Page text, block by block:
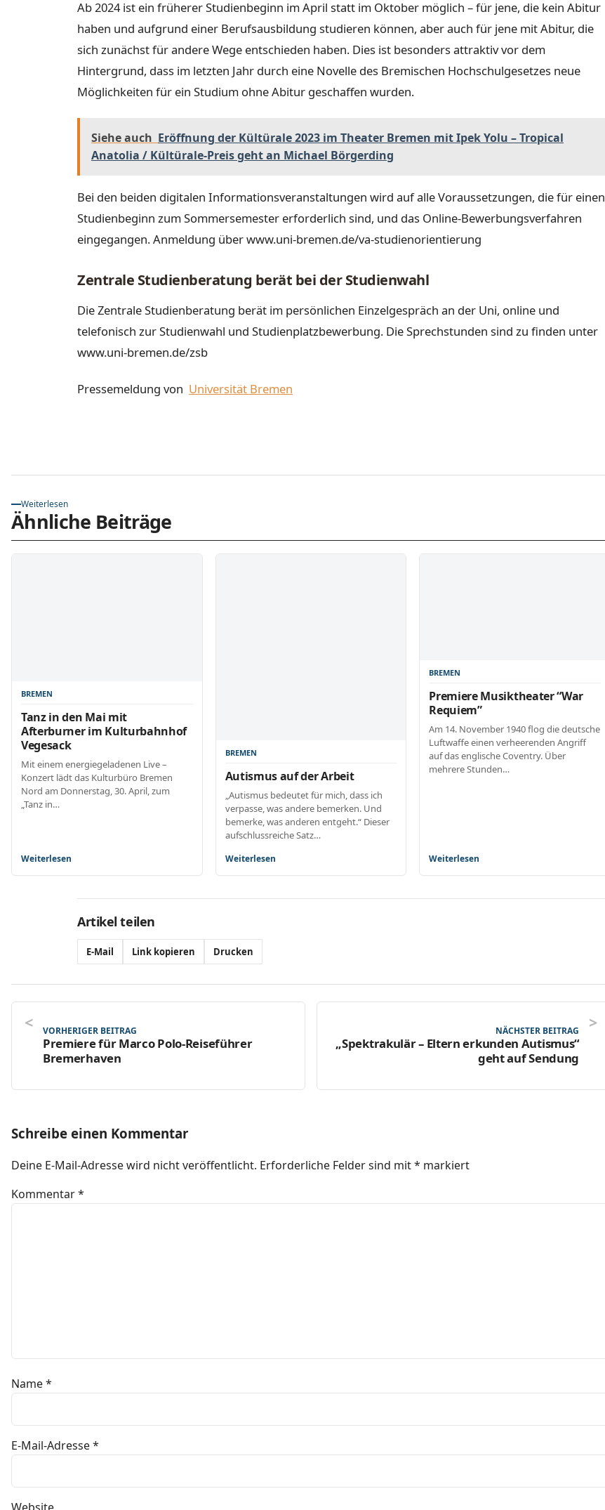
Ab 2024 ist ein früherer Studienbeginn im April statt im Oktober möglich – für jene, die kein Abitur
haben und aufgrund einer Berufsausbildung studieren können, aber auch für jene mit Abitur, die
sich zunächst für andere Wege entschieden haben. Dies ist besonders attraktiv vor dem
Hintergrund, dass im letzten Jahr durch eine Novelle des Bremischen Hochschulgesetzes neue
Möglichkeiten für ein Studium ohne Abitur geschaffen wurden.
Siehe auch Eröffnung der Kültürale 2023 im Theater Bremen mit Ipek Yolu – Tropical
Anatolia / Kültürale-Preis geht an Michael Börgerding
Bei den beiden digitalen Informationsveranstaltungen wird auf alle Voraussetzungen, die für einen
Studienbeginn zum Sommersemester erforderlich sind, und das Online-Bewerbungsverfahren
eingegangen. Anmeldung über www.uni-bremen.de/va-studienorientierung
Zentrale Studienberatung berät bei der Studienwahl
Die Zentrale Studienberatung berät im persönlichen Einzelgespräch an der Uni, online und
telefonisch zur Studienwahl und Studienplatzbewerbung. Die Sprechstunden sind zu finden unter
www.uni-bremen.de/zsb
Pressemeldung von Universität Bremen
Weiterlesen
Ähnliche Beiträge
BREMEN
Tanz in den Mai mit
Afterburner im Kulturbahnhof
Vegesack
Mit einem energiegeladenen Live –
Konzert lädt das Kulturbüro Bremen
Nord am Donnerstag, 30. April, zum
„Tanz in…
Weiterlesen
BREMEN
Autismus auf der Arbeit
„Autismus bedeutet für mich, dass ich
verpasse, was andere bemerken. Und
bemerke, was anderen entgeht.“ Dieser
aufschlussreiche Satz…
Weiterlesen
BREMEN
Premiere Musiktheater “War
Requiem”
Am 14. November 1940 flog die deutsche
Luftwaffe einen verheerenden Angriff
auf das englische Coventry. Über
mehrere Stunden…
Weiterlesen
Artikel teilen
E-Mail Link kopieren Drucken
VORHERIGER BEITRAG
Premiere für Marco Polo-Reiseführer
Bremerhaven
NÄCHSTER BEITRAG
„Spektrakulär – Eltern erkunden Autismus“
geht auf Sendung
Schreibe einen Kommentar
Deine E-Mail-Adresse wird nicht veröffentlicht. Erforderliche Felder sind mit* markiert
Kommentar*
Name*
E-Mail-Adresse*
Website